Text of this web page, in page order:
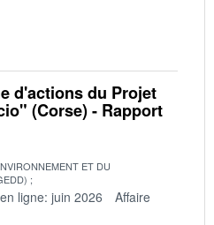
d'actions du Projet
(Corse) - Rapport
ET DU
ligne: juin 2026
Affaire